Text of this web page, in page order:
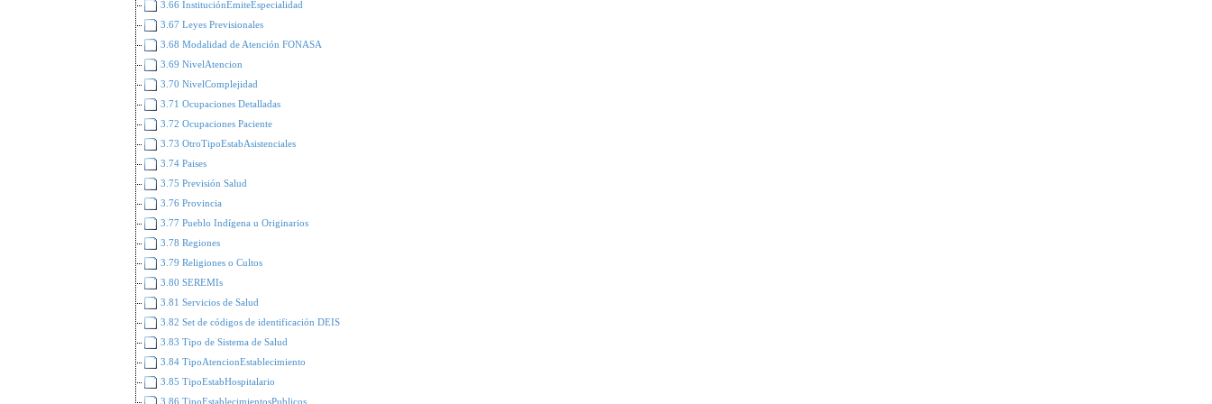
3.66 InstituciónEmiteEspecialidad
3.67 Leyes Previsionales
3.68 Modalidad de Atención FONASA
3.69 NivelAtencion
3.70 NivelComplejidad
3.71 Ocupaciones Detalladas
3.72 Ocupaciones Paciente
3.73 OtroTipoEstabAsistenciales
3.74 Paises
3.75 Previsión Salud
3.76 Provincia
3.77 Pueblo Indígena u Originarios
3.78 Regiones
3.79 Religiones o Cultos
3.80 SEREMIs
3.81 Servicios de Salud
3.82 Set de códigos de identificación DEIS
3.83 Tipo de Sistema de Salud
3.84 TipoAtencionEstablecimiento
3.85 TipoEstabHospitalario
3.86 TipoEstablecimientosPublicos